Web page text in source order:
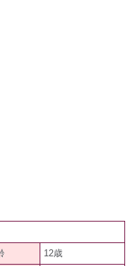
12歳